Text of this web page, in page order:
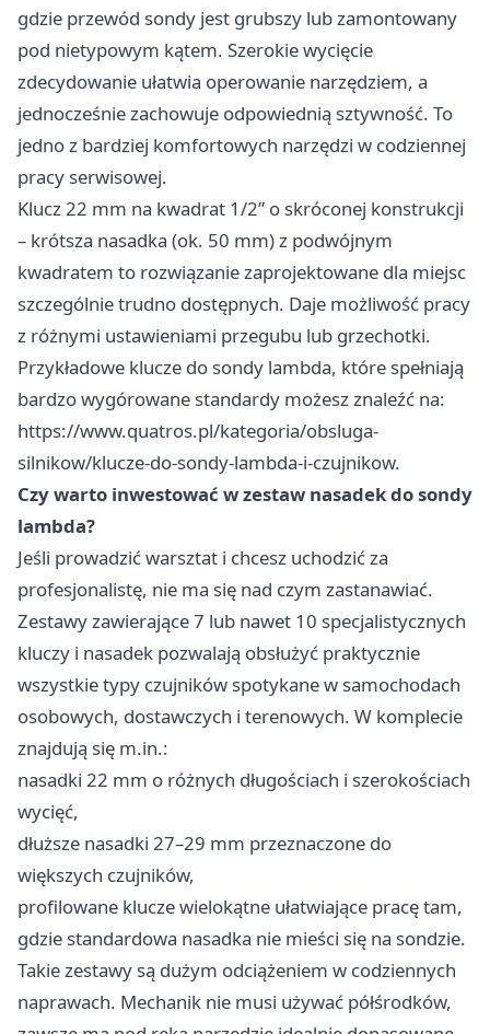
gdzie przewód sondy jest grubszy lub zamontowany
pod nietypowym kątem. Szerokie wycięcie
zdecydowanie ułatwia operowanie narzędziem, a
jednocześnie zachowuje odpowiednią sztywność. To
jedno z bardziej komfortowych narzędzi w codziennej
pracy serwisowej.
Klucz 22 mm na kwadrat 1/2” o skróconej konstrukcji
– krótsza nasadka (ok. 50 mm) z podwójnym
kwadratem to rozwiązanie zaprojektowane dla miejsc
szczególnie trudno dostępnych. Daje możliwość pracy
z różnymi ustawieniami przegubu lub grzechotki.
Przykładowe klucze do sondy lambda, które spełniają
bardzo wygórowane standardy możesz znaleźć na:
https://www.quatros.pl/kategoria/obsluga-
silnikow/klucze-do-sondy-lambda-i-czujnikow.
Czy warto inwestować w zestaw nasadek do sondy
lambda?
Jeśli prowadzić warsztat i chcesz uchodzić za
profesjonalistę, nie ma się nad czym zastanawiać.
Zestawy zawierające 7 lub nawet 10 specjalistycznych
kluczy i nasadek pozwalają obsłużyć praktycznie
wszystkie typy czujników spotykane w samochodach
osobowych, dostawczych i terenowych. W komplecie
znajdują się m.in.:
nasadki 22 mm o różnych długościach i szerokościach
wycięć,
dłuższe nasadki 27–29 mm przeznaczone do
większych czujników,
profilowane klucze wielokątne ułatwiające pracę tam,
gdzie standardowa nasadka nie mieści się na sondzie.
Takie zestawy są dużym odciążeniem w codziennych
naprawach. Mechanik nie musi używać półśrodków,